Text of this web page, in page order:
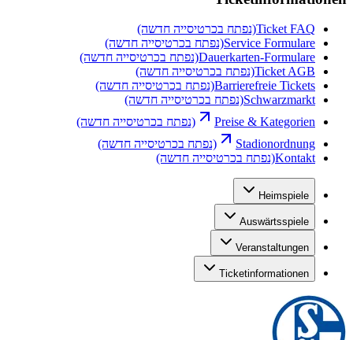
Ticket FAQ(נפתח בכרטיסייה חדשה)
Service Formulare(נפתח בכרטיסייה חדשה)
Dauerkarten-Formulare(נפתח בכרטיסייה חדשה)
Ticket AGB(נפתח בכרטיסייה חדשה)
Barrierefreie Tickets(נפתח בכרטיסייה חדשה)
Schwarzmarkt(נפתח בכרטיסייה חדשה)
Preise & Kategorien
(נפתח בכרטיסייה חדשה)
Stadionordnung
(נפתח בכרטיסייה חדשה)
Kontakt(נפתח בכרטיסייה חדשה)
Heimspiele
Auswärtsspiele
Veranstaltungen
Ticketinformationen